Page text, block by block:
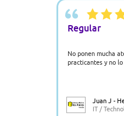
Regular
No ponen mucha
practicantes y no lo
Juan J -